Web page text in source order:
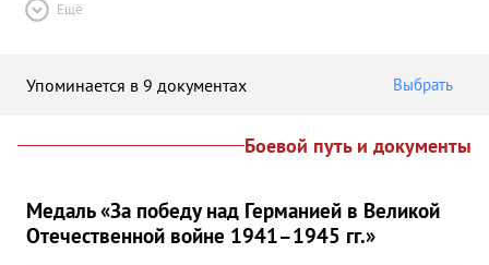
Ещё
Упоминается в 9 документах Выбрать
Боевой путь и документы
Медаль «За победу над Германией в Великой
Отечественной войне 1941–1945 гг.»